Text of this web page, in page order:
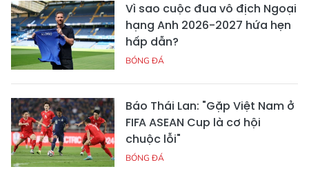
Vì sao cuộc đua vô địch Ngoại
hạng Anh 2026-2027 hứa hẹn
hấp dẫn?
BÓNG ĐÁ
Báo Thái Lan: "Gặp Việt Nam ở
FIFA ASEAN Cup là cơ hội
chuộc lỗi"
BÓNG ĐÁ